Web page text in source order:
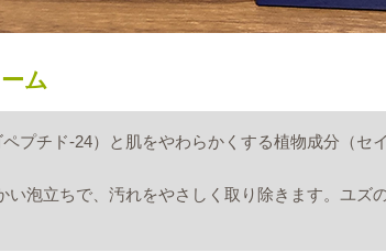
ム
プチド-24）と肌をやわらかくする植物成分（
い泡立ちで、汚れをやさしく取り除きます。ユズ